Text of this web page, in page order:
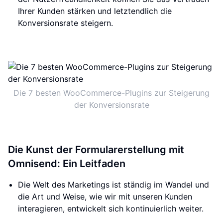
Ihrer Kunden stärken und letztendlich die
Konversionsrate steigern.
Die 7 besten WooCommerce-Plugins zur Steigerung
der Konversionsrate
Die Kunst der Formularerstellung mit
Omnisend: Ein Leitfaden
Die Welt des Marketings ist ständig im Wandel und
die Art und Weise, wie wir mit unseren Kunden
interagieren, entwickelt sich kontinuierlich weiter.